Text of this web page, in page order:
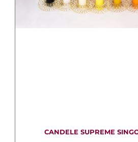
CANDELE SUPREME